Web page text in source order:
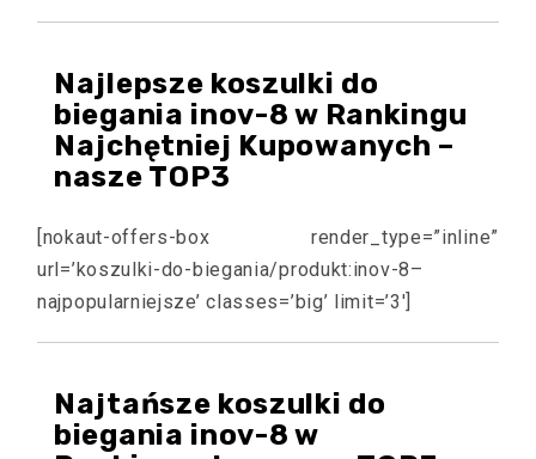
Najlepsze koszulki do
biegania inov-8 w Rankingu
Najchętniej Kupowanych –
nasze TOP3
[nokaut-offers-box render_type=”inline”
url=’koszulki-do-biegania/produkt:inov-8–
najpopularniejsze’ classes=’big’ limit=’3′]
Najtańsze koszulki do
biegania inov-8 w